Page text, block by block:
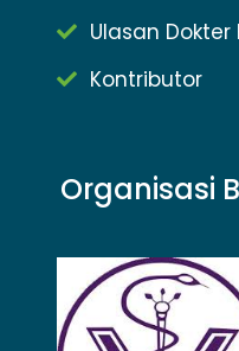
Ulasan Dokter
Kontributor
Organisasi